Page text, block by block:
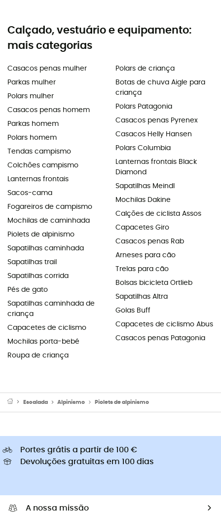
Calçado, vestuário e equipamento:
mais categorias
Casacos penas mulher
Parkas mulher
Polars mulher
Casacos penas homem
Parkas homem
Polars homem
Tendas campismo
Colchões campismo
Lanternas frontais
Sacos-cama
Fogareiros de campismo
Mochilas de caminhada
Piolets de alpinismo
Sapatilhas caminhada
Sapatilhas trail
Sapatilhas corrida
Pés de gato
Sapatilhas caminhada de
criança
Capacetes de ciclismo
Mochilas porta-bebé
Roupa de criança
Polars de criança
Botas de chuva Aigle para
criança
Polars Patagonia
Casacos penas Pyrenex
Casacos Helly Hansen
Polars Columbia
Lanternas frontais Black
Diamond
Sapatilhas Meindl
Mochilas Dakine
Calções de ciclista Assos
Capacetes Giro
Casacos penas Rab
Arneses para cão
Trelas para cão
Bolsas bicicleta Ortlieb
Sapatilhas Altra
Golas Buff
Capacetes de ciclismo Abus
Casacos penas Patagonia
Escalada Alpinismo Piolets de alpinismo
Portes grátis a partir de 100 €
Devoluções gratuitas em 100 dias
A nossa missão